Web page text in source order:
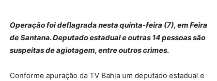
Operação foi deflagrada nesta quinta-feira (7), em Feira
de Santana. Deputado estadual e outras 14 pessoas são
suspeitas de agiotagem, entre outros crimes.
Conforme apuração da TV Bahia um deputado estadual e